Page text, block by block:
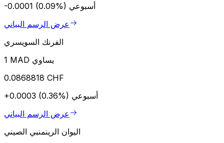
-0.0001 (0.09%) أسبوعي
عرض الرسم البياني
الفرنك السويسري
1 MAD يساوي
0.0868818 CHF
+0.0003 (0.36%) أسبوعي
عرض الرسم البياني
اليوان الرينمنبي الصيني